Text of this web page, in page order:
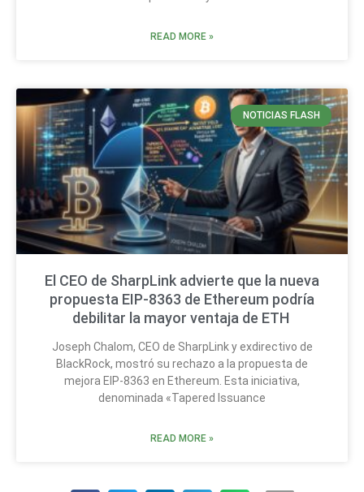
READ MORE »
NOTICIAS FLASH
El CEO de SharpLink advierte que la nueva
propuesta EIP-8363 de Ethereum podría
debilitar la mayor ventaja de ETH
Joseph Chalom, CEO de SharpLink y exdirectivo de
BlackRock, mostró su rechazo a la propuesta de
mejora EIP-8363 en Ethereum. Esta iniciativa,
denominada «Tapered Issuance
READ MORE »